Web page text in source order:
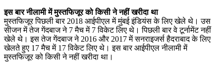
इस बार नीलामी में मुस्तफिजूर को किसी ने नहीं खरीदा था
मुस्तफिजूर पिछली बार 2018 आईपीएल में मुंबई इंडियंस के लिए खेले थे। उस
सीजन में तेज गेंदबाज ने 7 मैच में 7 विकेट लिए थे। पिछली बार वे टूर्नामेंट नहीं
खेले थे। इस तेज गेंदबाज ने 2016 और 2017 में सनराइजर्स हैदराबाद के लिए
खेलते हुए 17 मैच में 17 विकेट लिए थे। इस बार आईपीएल नीलामी में
मुस्तफिजूर को किसी ने नहीं खरीदा था।